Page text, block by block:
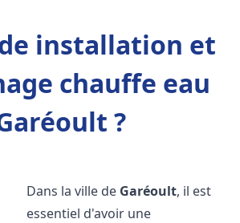
installation et
chauffe eau
?
Dans la ville de Garéoult, il est
essentiel d'avoir une